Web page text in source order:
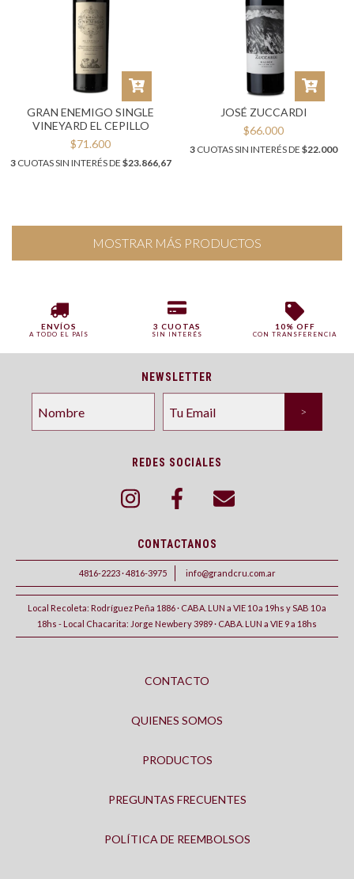
GRAN ENEMIGO SINGLE
VINEYARD EL CEPILLO
$71.600
3CUOTAS SIN INTERÉS DE $23.866,67
JOSÉ ZUCCARDI
$66.000
3 CUOTAS SIN INTERÉS DE $22.000
MOSTRAR MÁS PRODUCTOS
ENVÍOS
A TODO EL PAÍS
3 CUOTAS
SIN INTERÉS
10% OFF
CON TRANSFERENCIA
NEWSLETTER
REDES SOCIALES
CONTACTANOS
4816-2223 · 4816-3975 info@grandcru.com.ar
Local Recoleta: Rodríguez Peña 1886 · CABA. LUN a VIE 10 a 19hs y SAB 10 a
18hs - Local Chacarita: Jorge Newbery 3989 · CABA. LUN a VIE 9 a 18hs
CONTACTO
QUIENES SOMOS
PRODUCTOS
PREGUNTAS FRECUENTES
POLÍTICA DE REEMBOLSOS